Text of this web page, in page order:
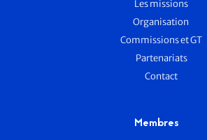
Les missions
Organisation
Commissions et GT
Partenariats
Contact
Membres